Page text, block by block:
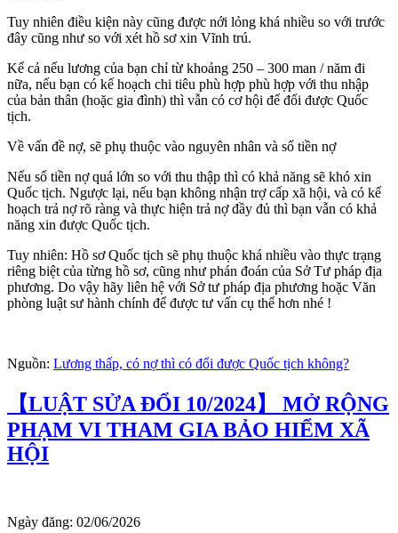
Tuy nhiên điều kiện này cũng được nới lỏng khá nhiều so với trước
đây cũng như so với xét hồ sơ xin Vĩnh trú.
Kể cả nếu lương của bạn chỉ từ khoảng 250 – 300 man / năm đi
nữa, nếu bạn có kế hoạch chi tiêu phù hợp phù hợp với thu nhập
của bản thân (hoặc gia đình) thì vẫn có cơ hội để đổi được Quốc
tịch.
Về vấn đề nợ, sẽ phụ thuộc vào nguyên nhân và số tiền nợ
Nếu số tiền nợ quá lớn so với thu thập thì có khả năng sẽ khó xin
Quốc tịch. Ngược lại, nếu bạn không nhận trợ cấp xã hội, và có kế
hoạch trả nợ rõ ràng và thực hiện trả nợ đầy đủ thì bạn vẫn có khả
năng xin được Quốc tịch.
Tuy nhiên: Hồ sơ Quốc tịch sẽ phụ thuộc khá nhiều vào thực trạng
riêng biệt của từng hồ sơ, cũng như phán đoán của Sở Tư pháp địa
phương. Do vậy hãy liên hệ với Sở tư pháp địa phương hoặc Văn
phòng luật sư hành chính để được tư vấn cụ thể hơn nhé !
Nguồn: Lương thấp, có nợ thì có đổi được Quốc tịch không?
【LUẬT SỬA ĐỔI 10/2024】 MỞ RỘNG
PHẠM VI THAM GIA BẢO HIỂM XÃ
HỘI
Ngày đăng: 02/06/2026